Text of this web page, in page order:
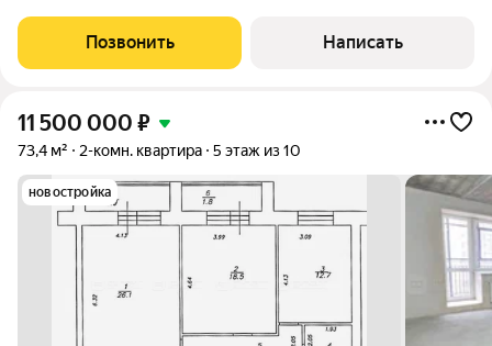
проекты в реальность. Локация одно из главных преимуществ
объекта. В шаговой доступности
Позвонить Написать
11 500 000 ₽
73,4 м² 2-комн. квартира 5 этаж из 10
новостройка